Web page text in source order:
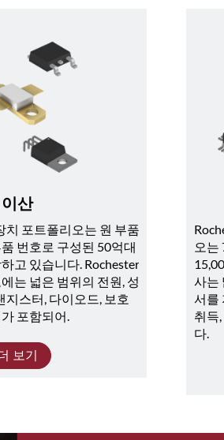
이산
치 포트폴리오는 원 부품
번호로 구성된 50억대
고 있습니다. Rochester
는 넓은 범위의 전원, 성
지스터, 다이오드, 보호
포함되어.
보기
오는
사는
서를
취득
다.